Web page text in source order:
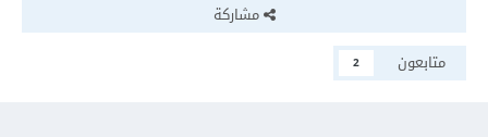
مشاركة
متابعون
2